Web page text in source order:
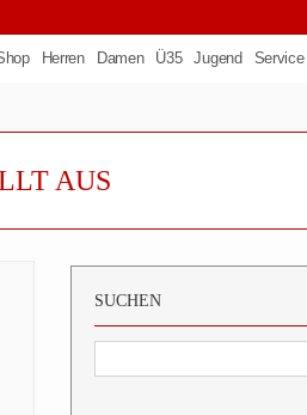
Herren Damen Ü35 Jugend Service
AUS
SUCHEN